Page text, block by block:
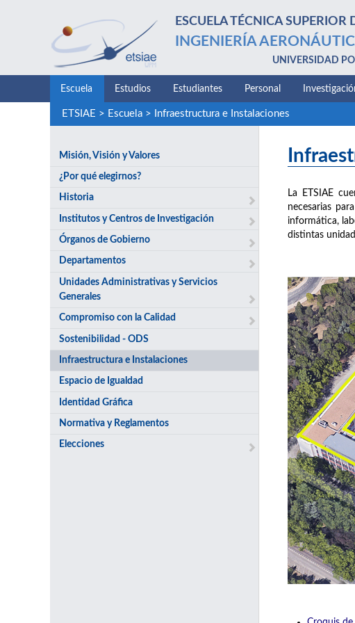
ESCUELA TÉCNICA SUPERIOR
INGENIERÍA
UNIVERSIDAD
Escuela Estudios Estudiantes Personal
ETSIAE > Escuela> Infraestructura e Instalaciones
Misión, Visión y Valores
¿Por qué elegirnos?
Historia
Institutos y Centros de Investigación
Órganos de Gobierno
Departamentos
Unidades Administrativas y Servicios
Generales
Compromiso con la Calidad
Sostenibilidad - ODS
Infraestructura e Instalaciones
Espacio de Igualdad
Identidad Gráfica
Normativa y Reglamentos
Elecciones
La ETSIAE
necesarias
informática,
distintas